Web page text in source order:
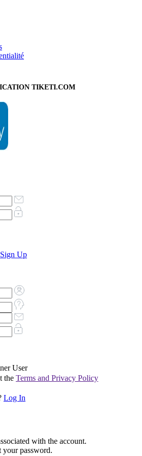
TIKETI.COM
Sign Up
User
the Terms and Privacy Policy
Log In
with the account.
your password.